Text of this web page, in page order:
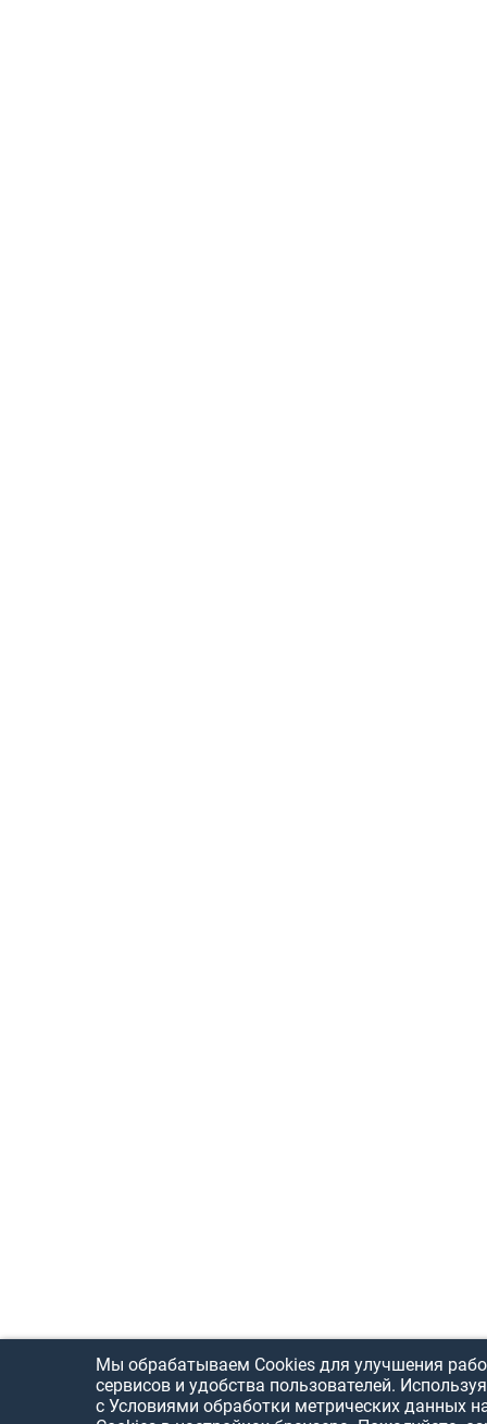
Мы обрабатываем Cookies для улучшения
сервисов и удобства пользователей.
с Условиями обработки метрических данных